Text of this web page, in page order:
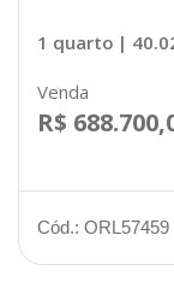
1 quarto |
Venda
R$
Cód.: ORL57459